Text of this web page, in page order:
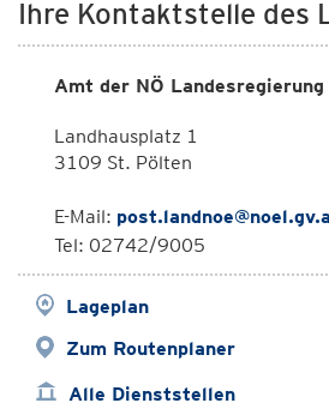
Ihre Kontaktstelle des
Amt der NÖ Landesregierung
Landhausplatz 1
3109 St. Pölten
E-Mail:
Tel: 02742/9005
Lageplan
Zum Routenplaner
Alle Dienststellen